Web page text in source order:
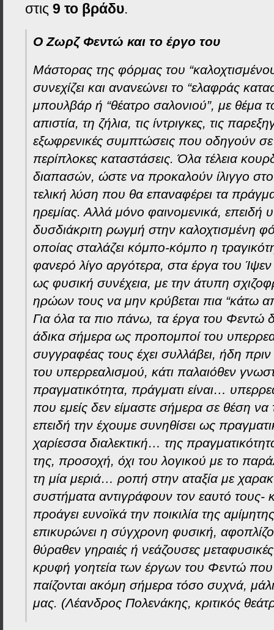
στις 9 το βράδυ.
Ο Ζωρζ Φεντώ και το έργο του
Μάστορας της φόρμας του
συνεχίζει και ανανεώνει το “ελαφράς
μπουλβάρ ή “θέατρο σαλονιού”, με θέμα
απιστία, τη ζήλια, τις ίντριγκες, τις
εξωφρενικές συμπτώσεις που οδηγούν σε
περίπλοκες καταστάσεις. Όλα τέλεια
διαπασών, ώστε να προκαλούν ίλιγγο
τελική λύση που θα επαναφέρει τα
ηρεμίας. Αλλά μόνο φαινομενικά, επειδή
δυσδιάκριτη ρωγμή στην καλοχτισμένη
οποίας σταλάζει κόμπο-κόμπο η
φανερό λίγο αργότερα, στα έργα του
ως φυσική συνέχεια, με την άτυπη
ηρώων τους να μην κρύβεται πια “κάτω
Για όλα τα πιο πάνω, τα έργα του Φεντώ
άδικα σήμερα ως προπομποί του
συγγραφέας τους έχει συλλάβει, ήδη
του υπερρεαλισμού, κάτι παλαιόθεν
πραγματικότητα, πράγματι είναι…
που εμείς δεν είμαστε σήμερα σε θέση
επειδή την έχουμε συνηθίσει ως
χαρίεσσα διαλεκτική… της
της, προσοχή, όχι του λογικού με το
τη μία μεριά… ροπή στην αταξία με
συστήματα αντιγράφουν τον εαυτό τους-
προάγει ευνοϊκά την ποικιλία της
επικυρώνει η σύγχρονη φυσική,
θύραθεν γηραιές ή νεάζουσες
κρυφή γοητεία των έργων του Φεντώ που
παίζονται ακόμη σήμερα τόσο συχνά,
μας. (Λέανδρος Πολενάκης, κριτικός